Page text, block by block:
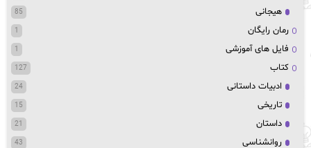
هیجانی 85
رمان رایگان 1
فایل های آموزشی 1
کتاب 127
ادبیات داستانی 24
تاریخی 15
داستان 21
روانشناسی 43